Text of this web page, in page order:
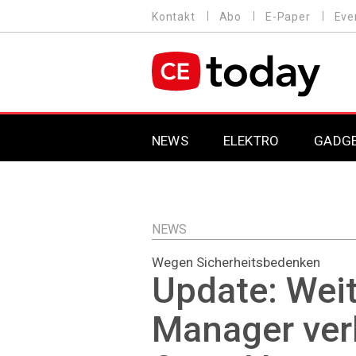
zum
MENU
Kontakt Abo E-Paper
MAIN NAVIGATION
NEWS ELEKTRO
NEWS
Wegen Sicherheitsbedenken
Update:
Manager